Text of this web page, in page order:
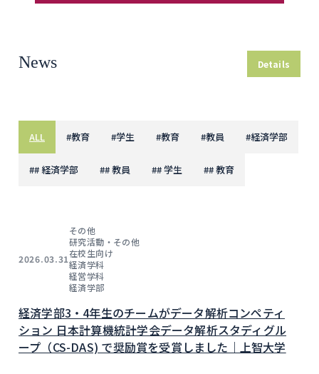
News Details
ALL #教育 #学生 #教育 #教員 #経済学部
## 経済学部 ## 教員 ## 学生 ## 教育
2026.03.31
その他
研究活動・その他
在校生向け
経済学科
経営学科
経済学部
経済学部3・4年生のチームがデータ解析コンペティ
ション 日本計算機統計学会データ解析スタディグル
ープ（CS-DAS) で奨励賞を受賞しました｜上智大学